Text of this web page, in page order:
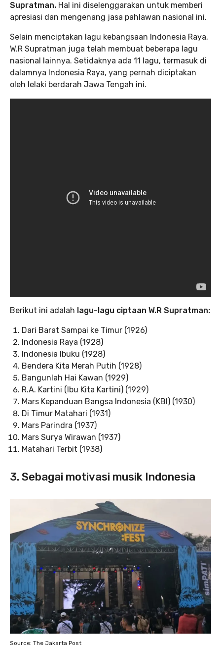
Supratman. Hal ini diselenggarakan untuk memberi
apresiasi dan mengenang jasa pahlawan nasional ini.
Selain menciptakan lagu kebangsaan Indonesia Raya,
W.R Supratman juga telah membuat beberapa lagu
nasional lainnya. Setidaknya ada 11 lagu, termasuk di
dalamnya Indonesia Raya, yang pernah diciptakan
oleh lelaki berdarah Jawa Tengah ini.
Berikut ini adalah lagu-lagu ciptaan W.R Supratman:
Dari Barat Sampai ke Timur (1926)
Indonesia Raya (1928)
Indonesia Ibuku (1928)
Bendera Kita Merah Putih (1928)
Bangunlah Hai Kawan (1929)
R.A. Kartini (Ibu Kita Kartini) (1929)
Mars Kepanduan Bangsa Indonesia (KBI) (1930)
Di Timur Matahari (1931)
Mars Parindra (1937)
Mars Surya Wirawan (1937)
Matahari Terbit (1938)
3. Sebagai motivasi musik Indonesia
Source: The Jakarta Post